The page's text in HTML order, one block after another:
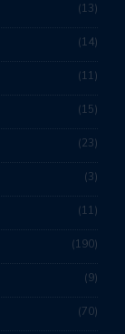
13
14
11
15
23
3
11
190
9
70